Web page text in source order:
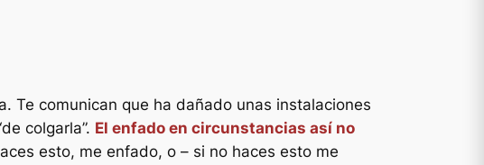
Te comunican que ha dañado unas instalaciones
colgarla”. El enfado en circunstancias así no
esto, me enfado, o – si no haces esto me